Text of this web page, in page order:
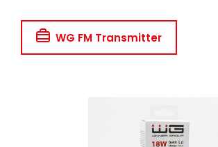
WG FM Transmitter